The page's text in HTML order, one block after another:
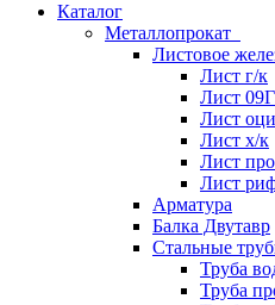
Каталог
Металлопрокат
Листовое
Лист г/к
Лист
Лист
Лист х/к
Лист
Лист
Арматура
Балка Двутавр
Стальные
Труба
Труба